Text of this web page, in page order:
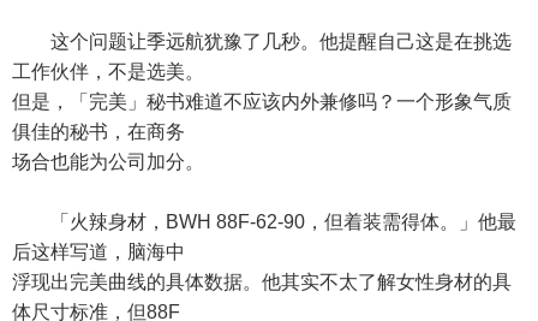
这个问题让季远航犹豫了几秒。他提醒自己这是在挑选
工作伙伴，不是选美。
但是，「完美」秘书难道不应该内外兼修吗？一个形象气质
俱佳的秘书，在商务
场合也能为公司加分。
「火辣身材，BWH 88F-62-90，但着装需得体。」他最
后这样写道，脑海中
浮现出完美曲线的具体数据。他其实不太了解女性身材的具
体尺寸标准，但88F